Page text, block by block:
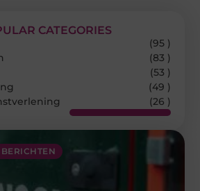
CATEGORIES
(95 )
(83 )
(53 )
(49 )
(26 )